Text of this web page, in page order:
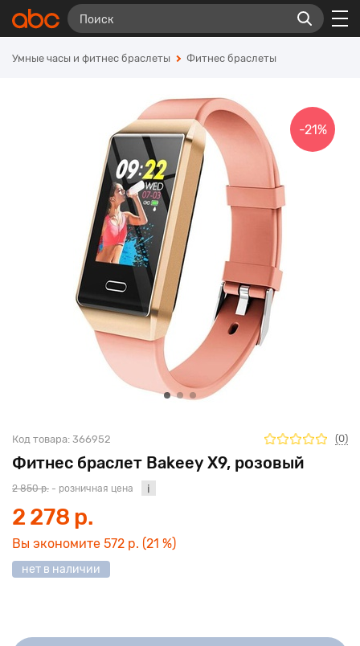
Умные часы и фитнес браслеты Фитнес браслеты
Фитнес браслет Bakeey X9, розовый
Код товара: 366952 (0)
-21%
2 850 р. - розничная цена
2 278 р.
Вы экономите 572 р. (21 %)
нет в наличии